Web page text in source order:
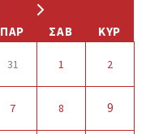
ΠΑΡ ΣΑΒ ΚΥΡ
31 1 2
7 8 9